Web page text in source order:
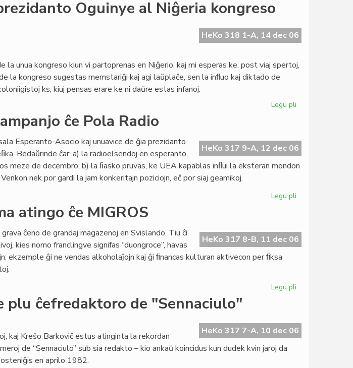
Tago
de
Esperanta
Oguinye al Niĝeria kongreso
HeKo 318 1-A, 14 dec 06
la unua kongreso kiun vi partoprenas en Niĝerio, kaj mi esperas ke, post viaj spertoj,
la kongreso sugestas memstariĝi kaj agi laŭplaĉe, sen la inﬂuo kaj diktado de
ks, kiuj pensas erare ke ni daŭre estas infanoj.
Legu pli
Oguinye
al
Niĝeria
ĉe Pola Radio
HeKo 317 9-A, 12 dec 06
Esperanto-Asocio kaj unuavice de ĝia prezidanto
Bedaŭrinde ĉar: a) la radioelsendoj en esperanto,
meze de decembro; b) la ﬁasko pruvas, ke UEA kapablas inﬂui la eksteran mondon
nek por gardi la jam konkeritajn poziciojn, eĉ por siaj geamikoj.
Legu pli
ĉe
Pola
atingo ĉe MIGROS
HeKo 317 8-B, 11 dec 06
ĉeno de grandaj magazenoj en Svislando. Tiu ĉi
kies nomo franclingve signifas “duongroce”, havas
ekzemple ĝi ne vendas alkoholaĵojn kaj ĝi ﬁnancas kulturan aktivecon per ﬁksa
Legu pli
ĉe
MIGROS
plu ĉefredaktoro de "Sennaciulo"
HeKo 317 7-A, 10 dec 06
kaj Kreŝo Barkoviĉ estus atinginta la rekordan
de “Sennaciulo” sub sia redakto – kio ankaŭ koincidus kun dudek kvin jaroj da
en aprilo 1982.